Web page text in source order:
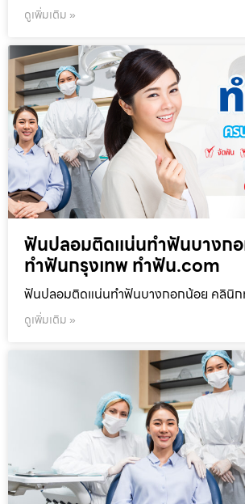
ดูเพิ่มเติม »
ฟันปลอมติดแน่นทำฟันบางก
ทำฟันกรุงเทพ ทำฟัน.com
ฟันปลอมติดแน่นทำฟันบางกอกน้อย คลินิ
ดูเพิ่มเติม »